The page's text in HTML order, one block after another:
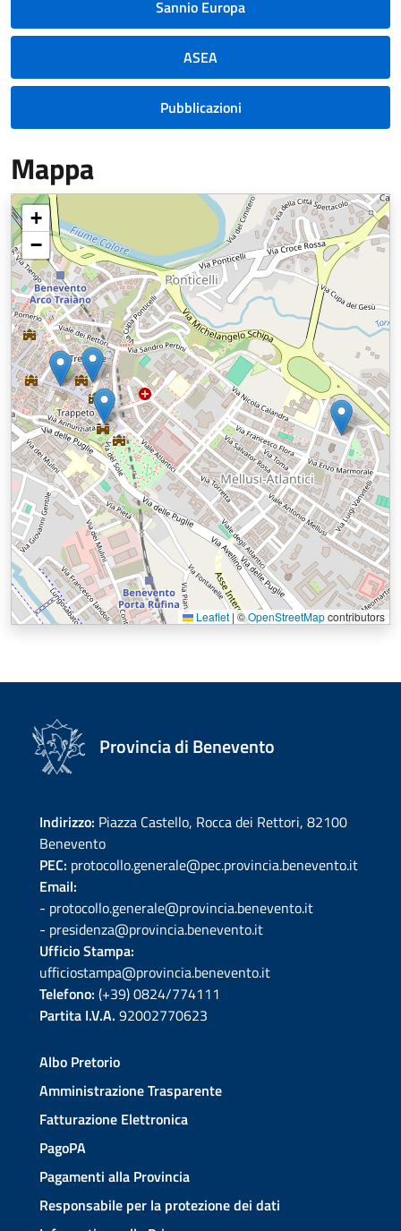
Sannio Europa
ASEA
Pubblicazioni
Mappa
+
−
Leaflet |©OpenStreetMapcontributors
Provincia di Benevento
Indirizzo: Piazza Castello, Rocca dei Rettori, 82100
Benevento
PEC: protocollo.generale@pec.provincia.benevento.it
Email:
- protocollo.generale@provincia.benevento.it
- presidenza@provincia.benevento.it
Ufficio Stampa:
ufficiostampa@provincia.benevento.it
Telefono: (+39) 0824/774111
Partita I.V.A. 92002770623
Albo Pretorio
Amministrazione Trasparente
Fatturazione Elettronica
PagoPA
Pagamenti alla Provincia
Responsabile per la protezione dei dati